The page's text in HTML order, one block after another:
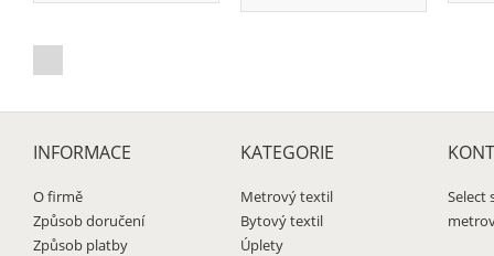
INFORMACE
O firmě
Způsob doručení
Způsob platby
KATEGORIE
Metrový textil
Bytový textil
Úplety
Select